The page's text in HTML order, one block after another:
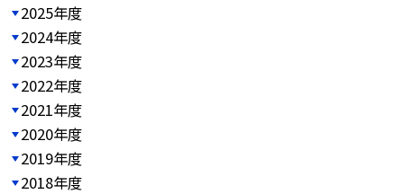
2025年度
2024年度
2023年度
2022年度
2021年度
2020年度
2019年度
2018年度